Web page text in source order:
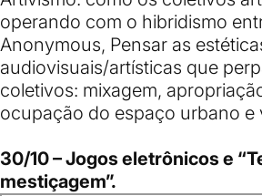
operando com o hibridismo
Anonymous, Pensar as
audiovisuais/artísticas que
coletivos: mixagem,
ocupação do espaço urbano
30/10 – Jogos eletrônicos e
mestiçagem”.